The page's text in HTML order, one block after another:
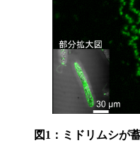
図1：ミドリムシが